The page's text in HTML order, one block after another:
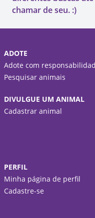
chamar de seu. :)
ADOTE
Adote com
Pesquisar animais
DIVULGUE UM ANIMAL
Cadastrar animal
PERFIL
Minha página de perfil
Cadastre-se